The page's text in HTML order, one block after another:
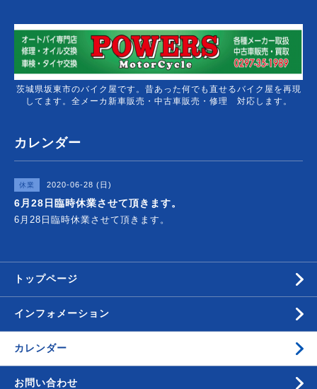
茨城県坂東市のバイク屋です。昔あった何でも直せるバイク屋を再現
してます。全メーカ新車販売・中古車販売・修理 対応します。
カレンダー
休業 2020-06-28 (日)
6月28日臨時休業させて頂きます。
6月28日臨時休業させて頂きます。
トップページ
インフォメーション
カレンダー
お問い合わせ